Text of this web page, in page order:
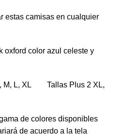
estas camisas en cualquier
oxford color azul celeste y
M, L, XL Tallas Plus 2 XL,
de colores disponibles
de acuerdo a la tela